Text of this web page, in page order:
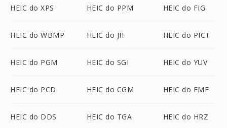
HEIC do XPS HEIC do PPM HEIC do FIG
HEIC do WBMP HEIC do JIF HEIC do PICT
HEIC do PGM HEIC do SGI HEIC do YUV
HEIC do PCD HEIC do CGM HEIC do EMF
HEIC do DDS HEIC do TGA HEIC do HRZ